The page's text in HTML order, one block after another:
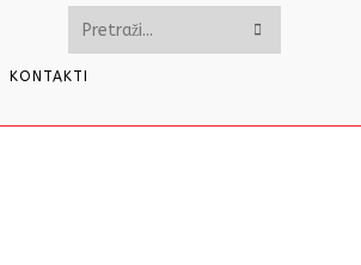
Pretražite
ovu
web
KONTAKTI